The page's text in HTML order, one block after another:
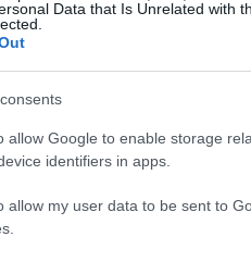
Data that Is Unrelated with
allow Google to enable storage
identifiers in apps.
allow my user data to be sent to
reconfortante
disfrutar en días de